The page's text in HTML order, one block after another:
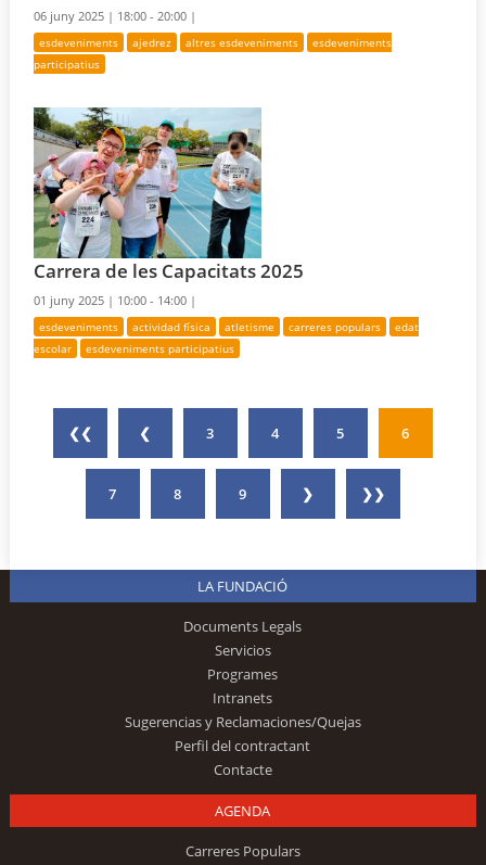
06 juny 2025 | 18:00 - 20:00 |
esdeveniments ajedrez altres esdeveniments
esdeveniments
participatius
Carrera de les Capacitats 2025
01 juny 2025 | 10:00 - 14:00 |
esdeveniments actividad física atletisme carreres populars
edat
escolar
esdeveniments participatius
❮❮ ❮ 3 4 5 6
7 8 9 ❯ ❯❯
LA FUNDACIÓ
Documents Legals
Servicios
Programes
Intranets
Sugerencias y Reclamaciones/Quejas
Perfil del contractant
Contacte
AGENDA
Carreres Populars